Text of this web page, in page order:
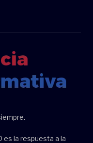
es la respuesta a la